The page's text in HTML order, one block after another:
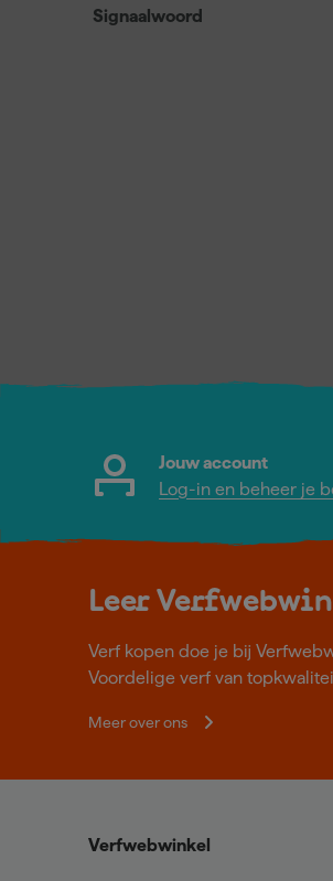
Signaalwoord
Jouw account
Log-in en beheer je
Leer
Verf kopen doe je bij
Voordelige verf van
Meer over ons
Verfwebwinkel